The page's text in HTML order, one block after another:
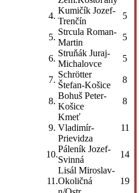
4.
Kumičík Jozef-
Trenčín
5
5.
Strcula Roman-
Martin
5
6.
Struňák Juraj-
Michalovce
5
7.
Schrötter
Štefan-Košice
8
8.
Bohuš Peter-
Košice
8
9.
Kmeť
Vladimír-
Prievidza
11
10.
Páleník Jozef-
Svinná
14
11.
Lisál Miroslav-
Okoličná
19